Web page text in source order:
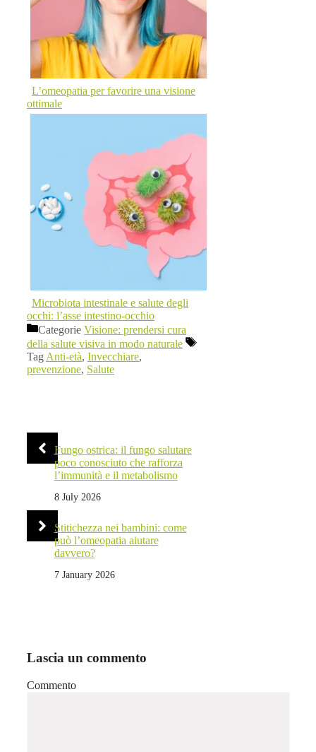
L’omeopatia per favorire una visione
ottimale
Microbiota intestinale e salute degli
occhi: l’asse intestino-occhio
Categorie Visione: prendersi cura
della salute visiva in modo naturale
Tag Anti-età, Invecchiare,
prevenzione, Salute
Fungo ostrica: il fungo salutare
poco conosciuto che rafforza
l’immunità e il metabolismo
8 July 2026
Stitichezza nei bambini: come
può l’omeopatia aiutare
davvero?
7 January 2026
Lascia un commento
Commento